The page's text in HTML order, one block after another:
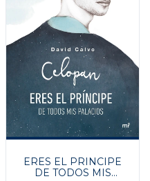
ERES EL PRINCIPE
DE TODOS MIS